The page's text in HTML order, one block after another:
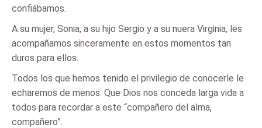
confiábamos.
A su mujer, Sonia, a su hijo Sergio y a su nuera Virginia, les
acompañamos sinceramente en estos momentos tan
duros para ellos.
Todos los que hemos tenido el privilegio de conocerle le
echaremos de menos. Que Dios nos conceda larga vida a
todos para recordar a este “compañero del alma,
compañero”.